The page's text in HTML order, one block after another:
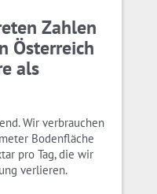
Zahlen
Österreich
als
Wir verbrauchen
Bodenfläche
pro Tag, die wir
verlieren.